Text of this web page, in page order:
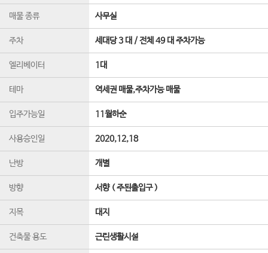
매물 종류 사무실
주차 세대당 3 대 / 전체 49 대 주차가능
엘리베이터 1 대
테마 역세권 매물,주차가능 매물
입주가능일 11월하순
사용승인일 2020,12,18
난방 개별
방향 서향 ( 주된출입구 )
지목 대지
건축물 용도 근린생활시설